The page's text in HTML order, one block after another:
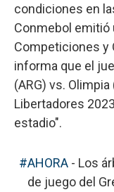
condiciones en
Conmebol emitió
Competiciones y
informa que el
(ARG) vs. Olimpia
Libertadores
estadio".
#AHORA - Los
de juego del